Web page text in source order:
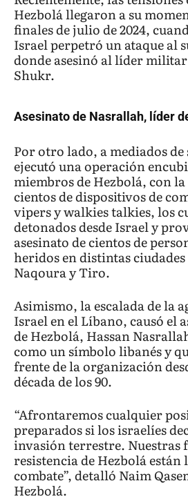
Hezbolá llegaron a su
finales de julio de 2024,
Israel perpetró un ataque al
donde asesinó al líder
Shukr.
Asesinato de Nasrallah, líder
Por otro lado, a mediados
ejecutó una operación
miembros de Hezbolá, con
cientos de dispositivos de
vipers y walkies talkies, los
detonados desde Israel y
asesinato de cientos de
heridos en distintas
Naqoura y Tiro.
Asimismo, la escalada de la
Israel en el Líbano, causó el
de Hezbolá, Hassan
como un símbolo libanés y
frente de la organización
década de los 90.
“Afrontaremos cualquier
preparados si los israelíes
invasión terrestre. Nuestras
resistencia de Hezbolá están
combate”, detalló Naim
Hezbolá.